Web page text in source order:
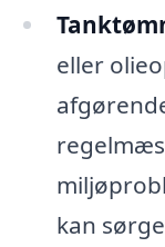
eller
kan